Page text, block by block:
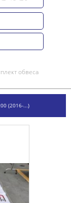
обвеса
(2016-...)